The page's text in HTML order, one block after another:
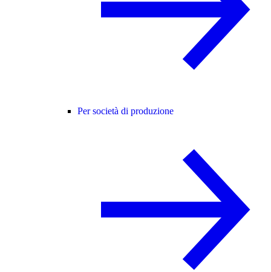
Per società di produzione